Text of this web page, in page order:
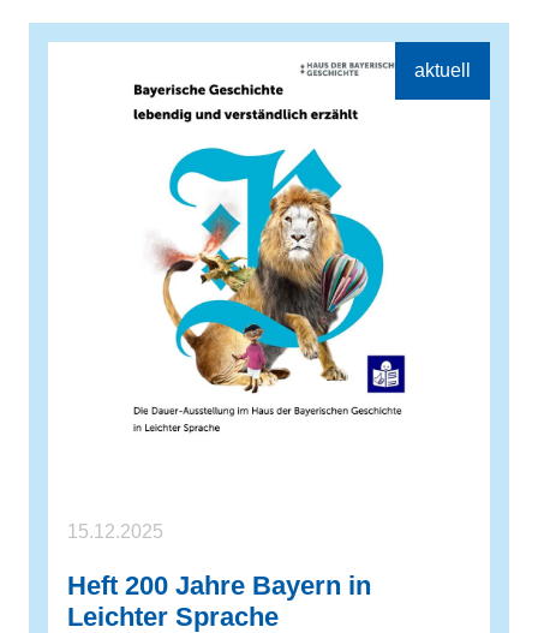
15.12.2025
Heft 200 Jahre Bayern in
Leichter Sprache